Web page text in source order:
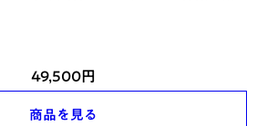
49,500円
商品を見る